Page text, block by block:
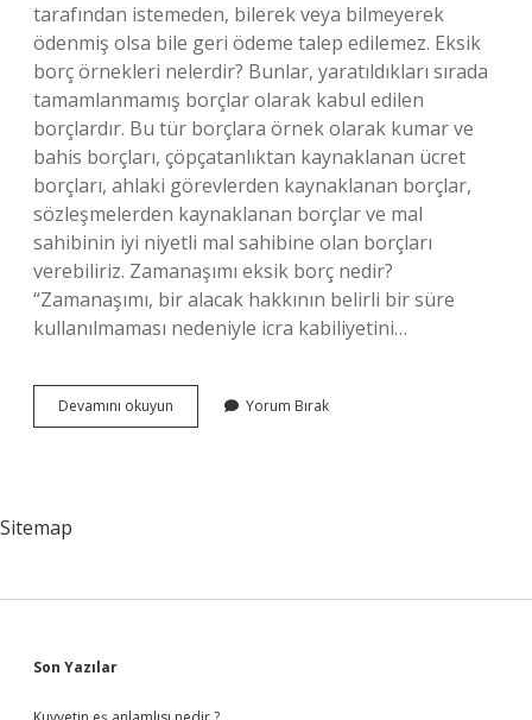
tarafından istemeden, bilerek veya bilmeyerek
ödenmiş olsa bile geri ödeme talep edilemez. Eksik
borç örnekleri nelerdir? Bunlar, yaratıldıkları sırada
tamamlanmamış borçlar olarak kabul edilen
borçlardır. Bu tür borçlara örnek olarak kumar ve
bahis borçları, çöpçatanlıktan kaynaklanan ücret
borçları, ahlaki görevlerden kaynaklanan borçlar,
sözleşmelerden kaynaklanan borçlar ve mal
sahibinin iyi niyetli mal sahibine olan borçları
verebiliriz. Zamanaşımı eksik borç nedir?
“Zamanaşımı, bir alacak hakkının belirli bir süre
kullanılmaması nedeniyle icra kabiliyetini…
Devamını okuyun
Eksik
Yorum Bırak
Sitemap
Sidebar
Son Yazılar